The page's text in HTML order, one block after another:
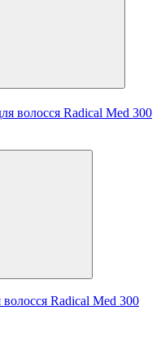
Radical Med 300